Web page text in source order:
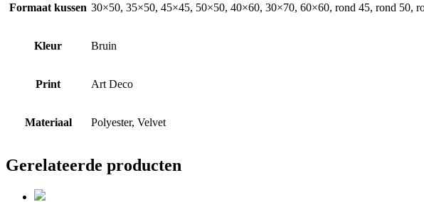
Formaat kussen 30×50, 35×50, 45×45, 50×50, 40×60, 30×70, 60×60, rond 45, rond 50,
Kleur Bruin
Print Art Deco
Materiaal Polyester, Velvet
Gerelateerde producten